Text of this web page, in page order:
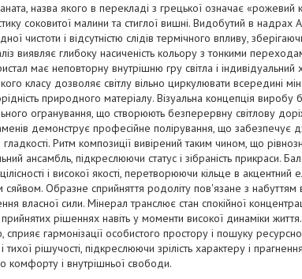
назва якого в перекладі з грецької означає «рожевий
соковитої малини та стиглої вишні. Видобутий в
чистоти і відсутністю слідів термічного впливу,
виявляє глибоку насиченість кольору з тонкими
має неповторну внутрішню гру світла і індивідуальний
класу дозволяє світлу вільно циркулювати всередині
природного матеріалу. Візуальна концепція виробу
огранування, що створюють безперервну світлову
демонструє професійне полірування, що забезпечує
Ритм композиції вивірений таким чином, що
ансамбль, підкреслюючи статус і зібраність прикраси.
і високої якості, перетворюючи кільце в акцентний
Образне сприйняття родоліту пов'язане з набуттям
власної сили. Мінерал транслює стан спокійної
прийнятих рішеннях навіть у моменти високої динаміки
гармонізації особистого простору і пошуку
рішучості, підкреслюючи зрілість характеру і
і внутрішньої свободи.